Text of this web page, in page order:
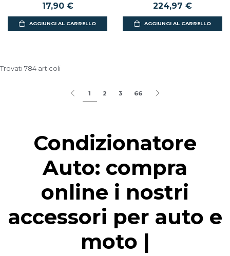
17,90 €
AGGIUNGI AL CARRELLO
224,97 €
AGGIUNGI AL CARRELLO
Trovati 784 articoli
1 2 3 66
Condizionatore
Auto: compra
online i nostri
accessori per auto e
moto |